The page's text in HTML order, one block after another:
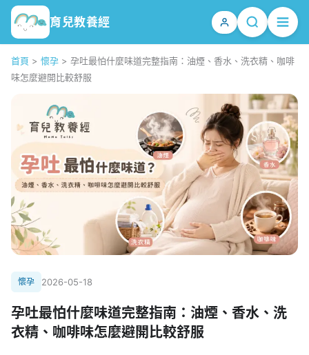
育兒教養經
首頁 > 懷孕 > 孕吐最怕什麼味道完整指南：油煙、香水、洗衣精、咖啡
味怎麼避開比較舒服
懷孕 2026-05-18
孕吐最怕什麼味道完整指南：油煙、香水、洗
衣精、咖啡味怎麼避開比較舒服